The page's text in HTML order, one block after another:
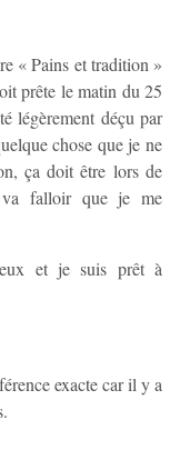
« Pains et tradition »
prête le matin du 25
légèrement déçu par
chose que je ne
ça doit être lors de
falloir que je me
et je suis prêt à
exacte car il y a